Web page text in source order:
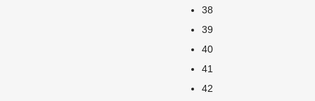
38
39
40
41
42